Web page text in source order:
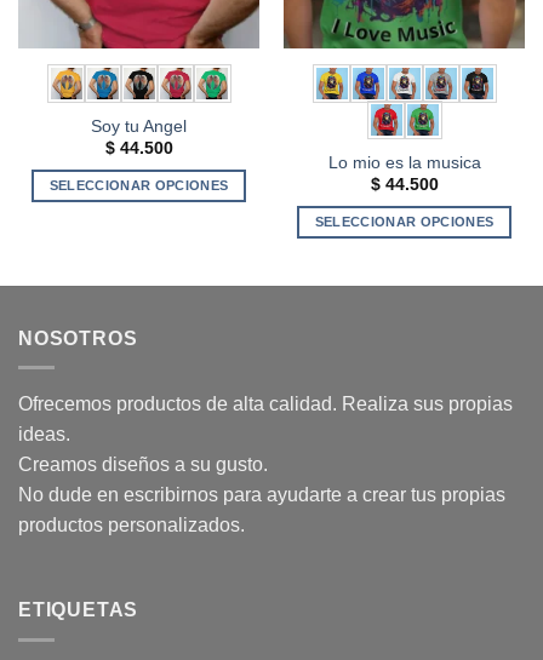
la
página
de
producto
la
página
de
producto
Soy tu Angel
$44.500
SELECCIONAR OPCIONES
múltiples
se
en
la
página
Lo mio es la musica
$44.500
SELECCIONAR OPCIONES
opciones
en
NOSOTROS
Ofrecemos productos de alta calidad. Realiza sus propias
ideas.
Creamos diseños a su gusto.
No dude en escribirnos para ayudarte a crear tus propias
productos personalizados.
ETIQUETAS